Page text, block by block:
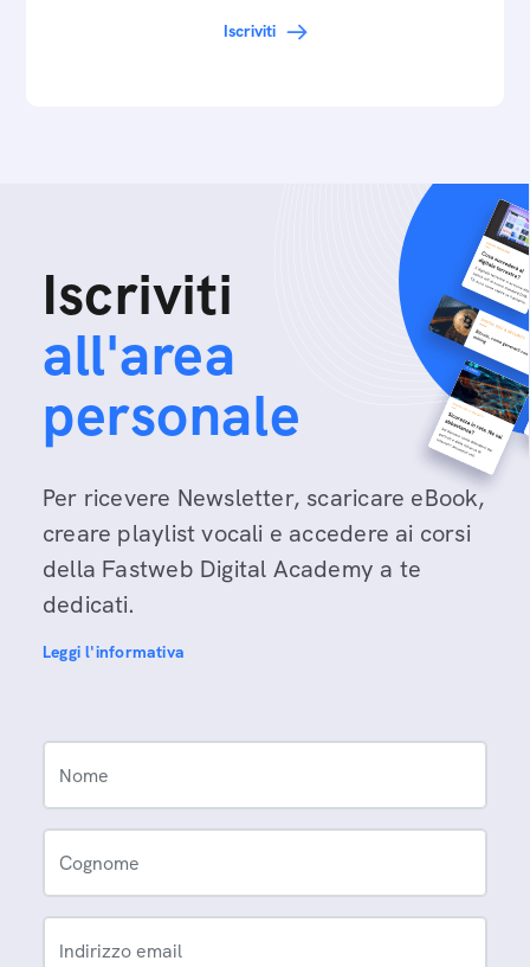
Iscriviti
Iscriviti
all'area
personale
Per ricevere Newsletter, scaricare eBook,
creare playlist vocali e accedere ai corsi
della Fastweb Digital Academy a te
dedicati.
Leggi l'informativa
Nome
Cognome
Indirizzo email